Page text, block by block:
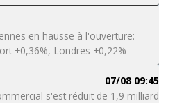
en hausse à l'ouverture:
+0,36%, Londres +0,22%
07/08 09:45
s'est réduit de 1,9 milliard